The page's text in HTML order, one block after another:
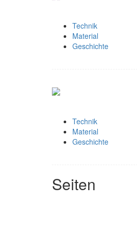
Technik
Material
Geschichte
Technik
Material
Geschichte
Seiten